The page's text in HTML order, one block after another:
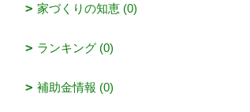
家づくりの知恵 (0)
ランキング (0)
補助金情報 (0)